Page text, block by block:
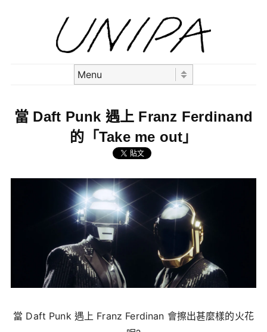
當 Daft Punk 遇上 Franz Ferdinand
的「Take me out」
當 Daft Punk 遇上 Franz Ferdinan 會擦出甚麼樣的火花